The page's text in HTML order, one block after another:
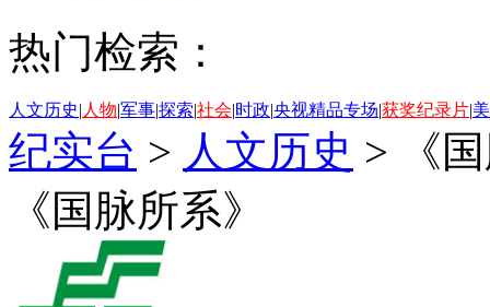
热门检索：
人文历史| 人物|军事|探索|社会|时政|央视精品专场|获奖纪录片|
纪实台 > 人文历史 >
《
《国脉所系》